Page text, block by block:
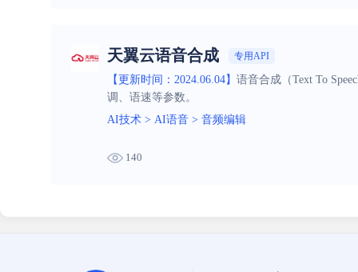
天翼云语音合成 专用API
【更新时间：2024.06.04】 语音合成（Text To
调、语速等参数。
AI技术 > AI语音 > 音频编辑
140